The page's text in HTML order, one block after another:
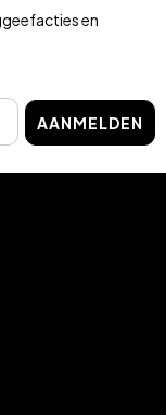
en
AANMELDEN